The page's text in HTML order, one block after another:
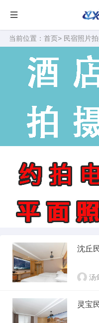
当前位置： 首页> 民宿照片
沈丘
汤
灵宝